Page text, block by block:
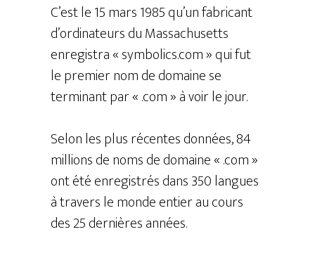
C’est le 15 mars 1985 qu’un fabricant
d’ordinateurs du Massachusetts
enregistra « symbolics.com » qui fut
le premier nom de domaine se
terminant par « .com » à voir le jour.
Selon les plus récentes données, 84
millions de noms de domaine « .com »
ont été enregistrés dans 350 langues
à travers le monde entier au cours
des 25 dernières années.